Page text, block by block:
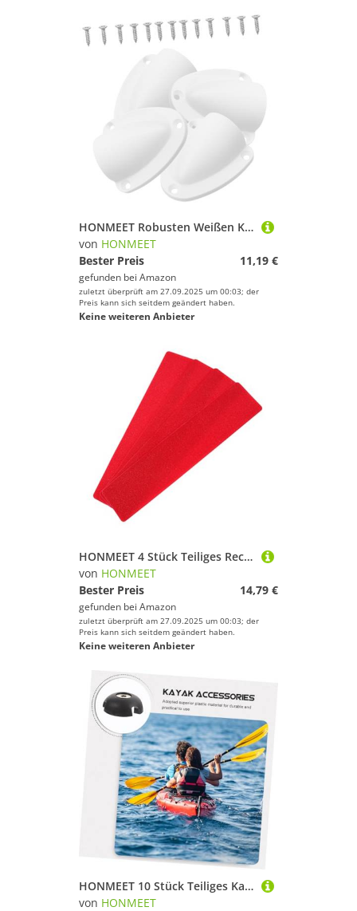
HONMEET Robusten Weißen Kabel entlüftungsabdeckungen aus Kunststoff und Metall für Boote und Yachten Spritzwassergeschützt Inklusive Schrauben Korrosionsbeständig Einfache Montage
von HONMEET
Bester Preis
11,19 €
gefunden bei Amazon
zuletzt überprüft am 27.09.2025 um 00:03; der
Preis kann sich seitdem geändert haben.
Keine weiteren Anbieter
HONMEET 4 Stück Teiliges Rechteckige Sports Court Markierungen rutschfeste Pickleball Bodenmarkierer Flache Rote Streifen für Volleyball Fußball Tennis Einfache Installation Vielseitig
von HONMEET
Bester Preis
14,79 €
gefunden bei Amazon
zuletzt überprüft am 27.09.2025 um 00:03; der
Preis kann sich seitdem geändert haben.
Keine weiteren Anbieter
HONMEET 10 Stück Teiliges Kajak Zubehör Elastische Seilfixierer Schnallen für Kanus und Schlauchboote Leicht Kompakt Glatte Oberfläche Einfache Montage für Sicheres Befestigen Beim
von HONMEET